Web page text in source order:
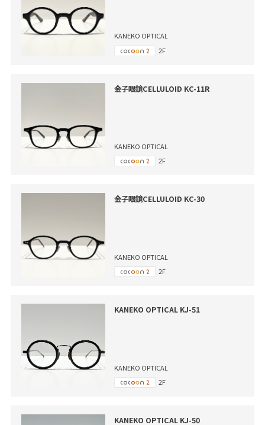
KANEKO OPTICAL
2F
金子眼鏡CELLULOID KC-11R
KANEKO OPTICAL
2F
金子眼鏡CELLULOID KC-30
KANEKO OPTICAL
2F
KANEKO OPTICAL KJ-51
KANEKO OPTICAL
2F
KANEKO OPTICAL KJ-50